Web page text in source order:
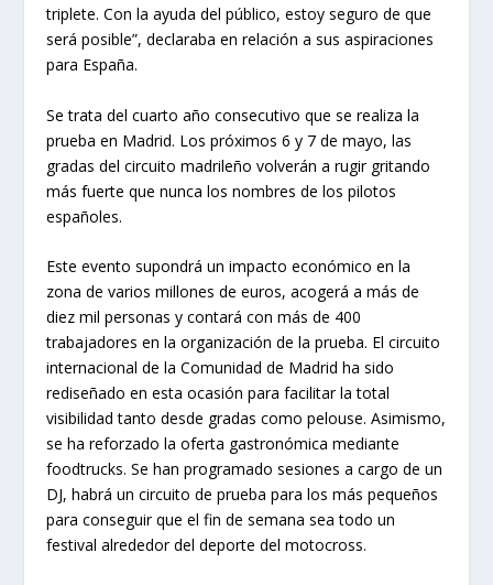
triplete. Con la ayuda del público, estoy seguro de que
será posible”, declaraba en relación a sus aspiraciones
para España.
Se trata del cuarto año consecutivo que se realiza la
prueba en Madrid. Los próximos 6 y 7 de mayo, las
gradas del circuito madrileño volverán a rugir gritando
más fuerte que nunca los nombres de los pilotos
españoles.
Este evento supondrá un impacto económico en la
zona de varios millones de euros, acogerá a más de
diez mil personas y contará con más de 400
trabajadores en la organización de la prueba. El circuito
internacional de la Comunidad de Madrid ha sido
rediseñado en esta ocasión para facilitar la total
visibilidad tanto desde gradas como pelouse. Asimismo,
se ha reforzado la oferta gastronómica mediante
foodtrucks. Se han programado sesiones a cargo de un
DJ, habrá un circuito de prueba para los más pequeños
para conseguir que el fin de semana sea todo un
festival alrededor del deporte del motocross.